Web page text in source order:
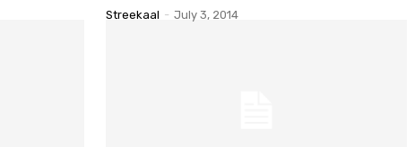
Streekaal - July 3, 2014